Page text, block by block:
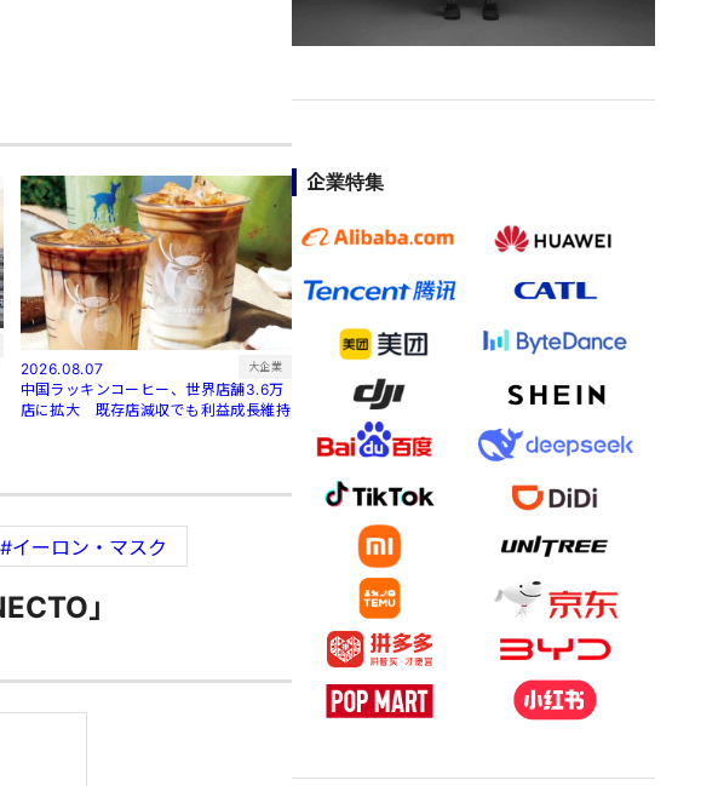
2026.08.07 大企業
中国ラッキンコーヒー、世界店舗3.6万
店に拡大 既存店減収でも利益成長維持
#イーロン・マスク
」
企業特集